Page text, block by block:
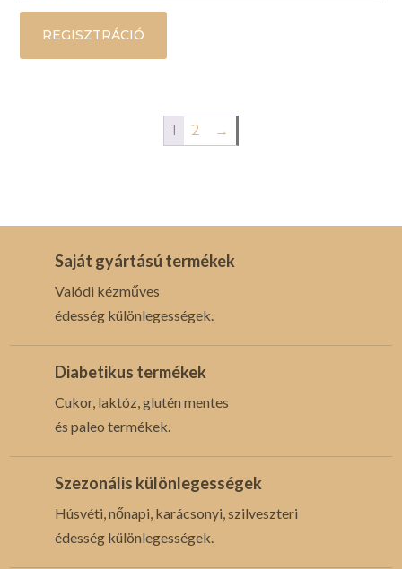
REGISZTRÁCIÓ
1 2 →
Saját gyártású termékek
Valódi kézműves
édesség különlegességek.
Diabetikus termékek
Cukor, laktóz, glutén mentes
és paleo termékek.
Szezonális különlegességek
Húsvéti, nőnapi, karácsonyi, szilveszteri
édesség különlegességek.